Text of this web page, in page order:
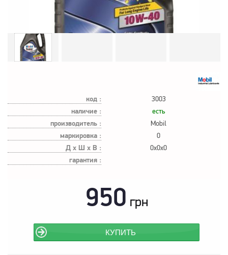
код : 3003
наличие : есть
производитель : Mobil
маркировка : 0
Д х Ш х В : 0x0x0
гарантия :
950 грн
КУПИТЬ